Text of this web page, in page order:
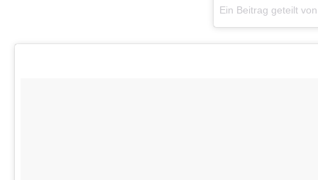
Ein Beitrag geteilt